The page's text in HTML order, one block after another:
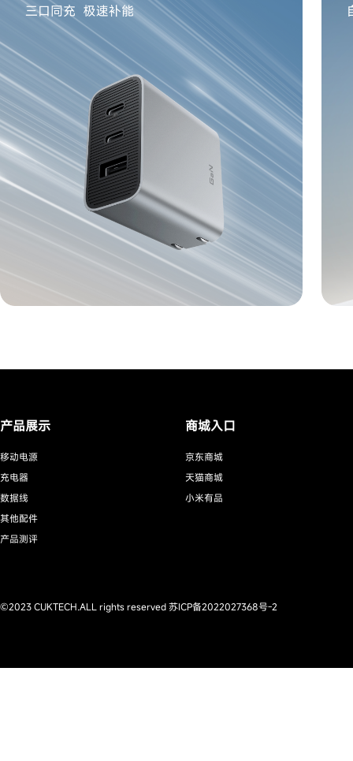
产品展示
移动电源
充电器
数据线
其他配件
产品测评
商城入口
京东商城
天猫商城
小米有品
©2023 CUKTECH.ALL rights reserved苏ICP备2022027368号-2